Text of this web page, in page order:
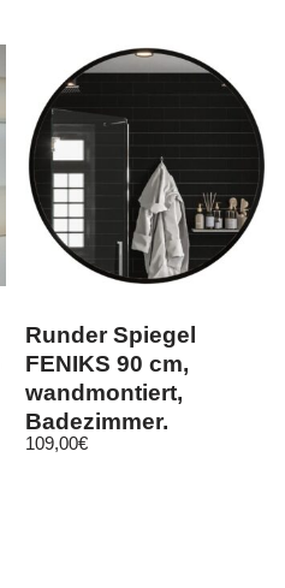
Runder Spiegel
FENIKS 90 cm,
wandmontiert,
Badezimmer,
hängend, Modern
109,00€